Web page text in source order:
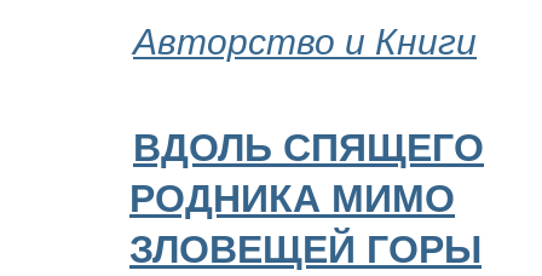
Авторство и Книги
ВДОЛЬ СПЯЩЕГО
РОДНИКА МИМО
ЗЛОВЕЩЕЙ ГОРЫ